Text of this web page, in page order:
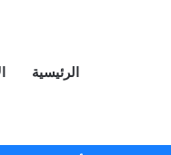
الرئيسية